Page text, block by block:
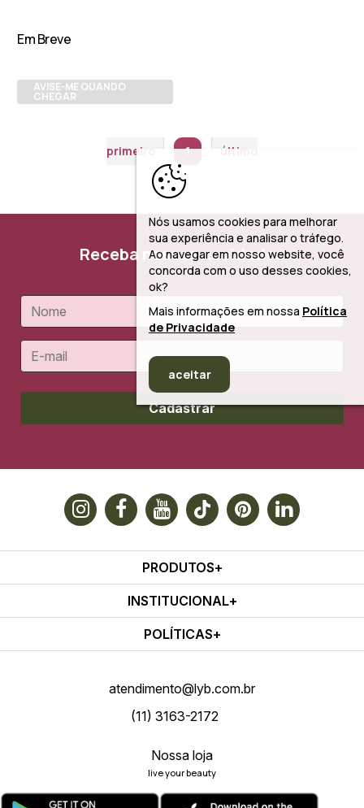
Em Breve
AVISE-ME QUANDO
CHEGAR
primeiro 1 último
Receba nossas novidades
Cadastrar
PRODUTOS
INSTITUCIONAL
POLÍTICAS
atendimento@lyb.com.br
(11) 3163-2172
Nossa loja
live your beauty
Nós usamos cookies para melhorar
sua experiência e analisar o tráfego.
Ao navegar em nosso website, você
concorda com o uso desses cookies,
ok?
Mais informações em nossa Política
de Privacidade
aceitar